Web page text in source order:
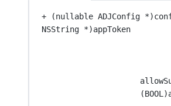
+ (nullable ADJConfig *
NSString *)appToken
(BOOL